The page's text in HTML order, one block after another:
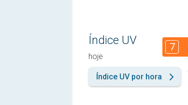
Índice UV
hoje
7
Índice UV por hora